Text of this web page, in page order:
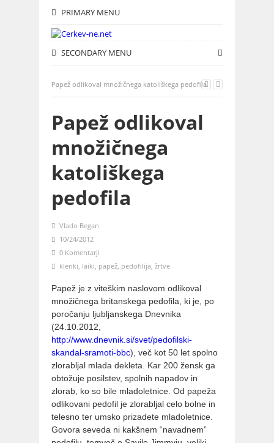
PRIMARY MENU
SECONDARY MENU
Papež odlikoval množičnega katoliškega pedofila
Papež odlikoval
množičnega
katoliškega
pedofila
Vlado Began
10/24/2012
0 Komentarji
kleriki, laiki, papež, pedofilija, žrtve
Papež je z viteškim naslovom odlikoval
množičnega britanskega pedofila, ki je, po
poročanju ljubljanskega Dnevnika
(24.10.2012,
http://www.dnevnik.si/svet/pedofilski-
skandal-sramoti-bbc), več kot 50 let spolno
zlorabljal mlada dekleta. Kar 200 žensk ga
obtožuje posilstev, spolnih napadov in
zlorab, ko so bile mladoletnice. Od papeža
odlikovani pedofil je zlorabljal celo bolne in
telesno ter umsko prizadete mladoletnice.
Govora seveda ni kakšnem “navadnem”